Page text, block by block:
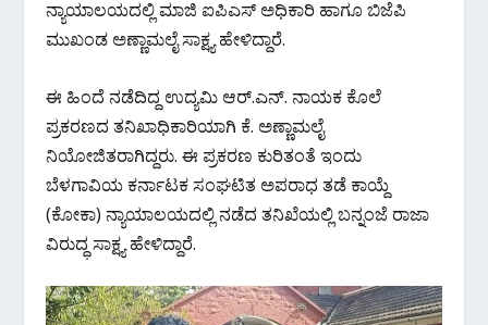
o
k
p
p
m
ನ್ಯಾಯಾಲಯದಲ್ಲಿ ಮಾಜಿ ಐಪಿಎಸ್ ಅಧಿಕಾರಿ ಹಾಗೂ ಬಿಜೆಪಿ
ಮುಖಂಡ ಅಣ್ಣಾಮಲೈ ಸಾಕ್ಷ್ಯ ಹೇಳಿದ್ದಾರೆ.
ಈ ಹಿಂದೆ ನಡೆದಿದ್ದ ಉದ್ಯಮಿ ಆರ್.ಎನ್. ನಾಯಕ ಕೊಲೆ
ಪ್ರಕರಣದ ತನಿಖಾಧಿಕಾರಿಯಾಗಿ ಕೆ. ಅಣ್ಣಾಮಲೈ
ನಿಯೋಜಿತರಾಗಿದ್ದರು. ಈ ಪ್ರಕರಣ ಕುರಿತಂತೆ ಇಂದು
ಬೆಳಗಾವಿಯ ಕರ್ನಾಟಕ ಸಂಘಟಿತ ಅಪರಾಧ ತಡೆ ಕಾಯ್ದೆ
(ಕೋಕಾ) ನ್ಯಾಯಾಲಯದಲ್ಲಿ ನಡೆದ ತನಿಖೆಯಲ್ಲಿ ಬನ್ನಂಜೆ ರಾಜಾ
ವಿರುದ್ಧ ಸಾಕ್ಷ್ಯ ಹೇಳಿದ್ದಾರೆ.